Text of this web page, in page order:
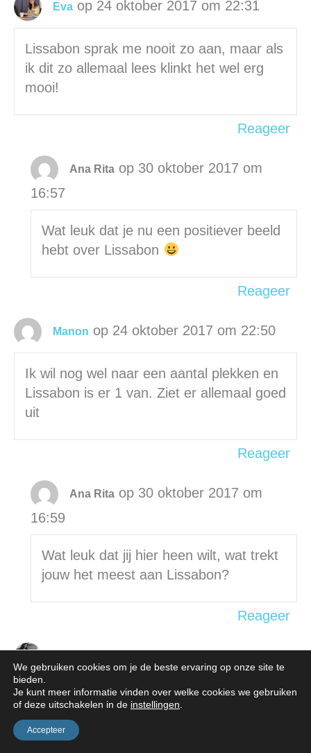
Eva op 24 oktober 2017 om 22:31
Lissabon sprak me nooit zo aan, maar als
ik dit zo allemaal lees klinkt het wel erg
mooi!
Reageer
Ana Rita op 30 oktober 2017 om
16:57
Wat leuk dat je nu een positiever beeld
hebt over Lissabon
Reageer
Manon op 24 oktober 2017 om 22:50
Ik wil nog wel naar een aantal plekken en
Lissabon is er 1 van. Ziet er allemaal goed
uit
Reageer
Ana Rita op 30 oktober 2017 om
16:59
Wat leuk dat jij hier heen wilt, wat trekt
jouw het meest aan Lissabon?
Reageer
op 25 oktober 2017 om
07:21
Ik wist niet dat ze zoveel mooie pleinen
hadden. En dat kasteel midden in de stad
We gebruiken cookies om je de beste ervaring op onze site te
bieden.
Je kunt meer informatie vinden over welke cookies we gebruiken
of deze uitschakelen in de instellingen
Accepteer